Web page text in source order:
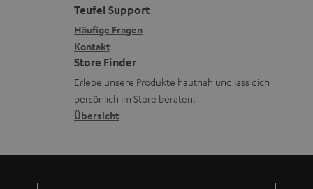
m
V
e
r
s
a
d
e
n
z
r
G
r
a
e
x
i
k
o
n
a
k
t
d
a
t
n
Teufel Support
Häufige Fragen
Kontakt
Store Finder
Erlebe unsere Produkte hautnah und lass dich
persönlich im Store beraten.
Übersicht